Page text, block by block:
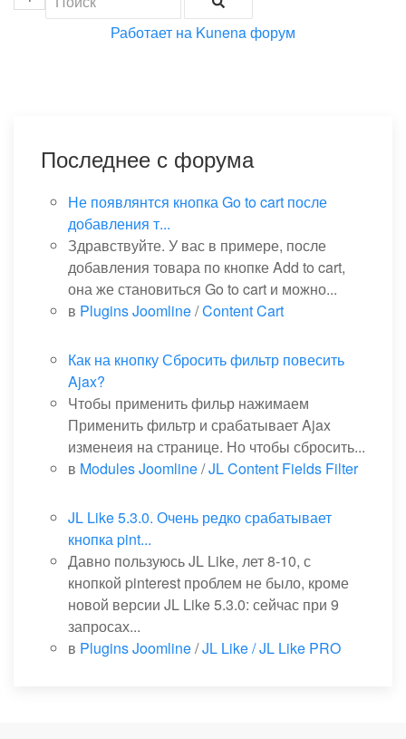
Работает на Kunena форум
Последнее с форума
Не появлянтся кнопка Go to cart после
добавления т...
Здравствуйте. У вас в примере, после
добавления товара по кнопке Add to cart,
она же становиться Go to cart и можно...
в Plugins Joomline/Content Cart
Как на кнопку Сбросить фильтр повесить
Ajax?
Чтобы применить фильр нажимаем
Применить фильтр и срабатывает Ajax
изменеия на странице. Но чтобы сбросить...
в Modules Joomline/JL Content Fields Filter
JL Like 5.3.0. Очень редко срабатывает
кнопка pint...
Давно пользуюсь JL Like, лет 8-10, с
кнопкой pinterest проблем не было, кроме
новой версии JL Like 5.3.0: сейчас при 9
запросах...
в Plugins Joomline/JL Like / JL Like PRO